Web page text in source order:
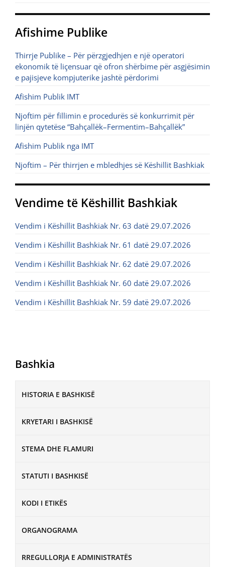
Bashkia
HISTORIA E BASHKISË
KRYETARI I BASHKISË
STEMA DHE FLAMURI
STATUTI I BASHKISË
KODI I ETIKËS
ORGANOGRAMA
RREGULLORJA E ADMINISTRATËS
Afishime Publike
Thirrje Publike – Për përzgjedhjen e një operatori
ekonomik të liçensuar që ofron shërbime për asgjësimin
e pajisjeve kompjuterike jashtë përdorimi
Afishim Publik IMT
Njoftim për fillimin e procedurës së konkurrimit për
linjën qytetëse “Bahçallëk–Fermentim–Bahçallëk”
Afishim Publik nga IMT
Njoftim – Për thirrjen e mbledhjes së Këshillit Bashkiak
Vendime të Këshillit Bashkiak
Vendim i Këshillit Bashkiak Nr. 63 datë 29.07.2026
Vendim i Këshillit Bashkiak Nr. 61 datë 29.07.2026
Vendim i Këshillit Bashkiak Nr. 62 datë 29.07.2026
Vendim i Këshillit Bashkiak Nr. 60 datë 29.07.2026
Vendim i Këshillit Bashkiak Nr. 59 datë 29.07.2026